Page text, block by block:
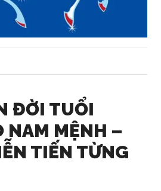
ĐỜI TUỔI
NAM MỆNH –
TIẾN TỪNG